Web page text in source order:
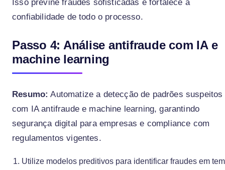
Isso previne fraudes sofisticadas e fortalece a
confiabilidade de todo o processo.
Passo 4: Análise antifraude com IA e
machine learning
Resumo: Automatize a detecção de padrões suspeitos
com IA antifraude e machine learning, garantindo
segurança digital para empresas e compliance com
regulamentos vigentes.
Utilize modelos preditivos para identificar fraudes em